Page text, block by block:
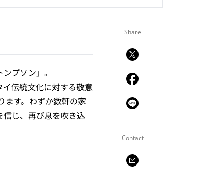
プソン」。
伝統文化に対する敬意
ます。わずか数軒の家
じ、再び息を吹き込
Share
Contact